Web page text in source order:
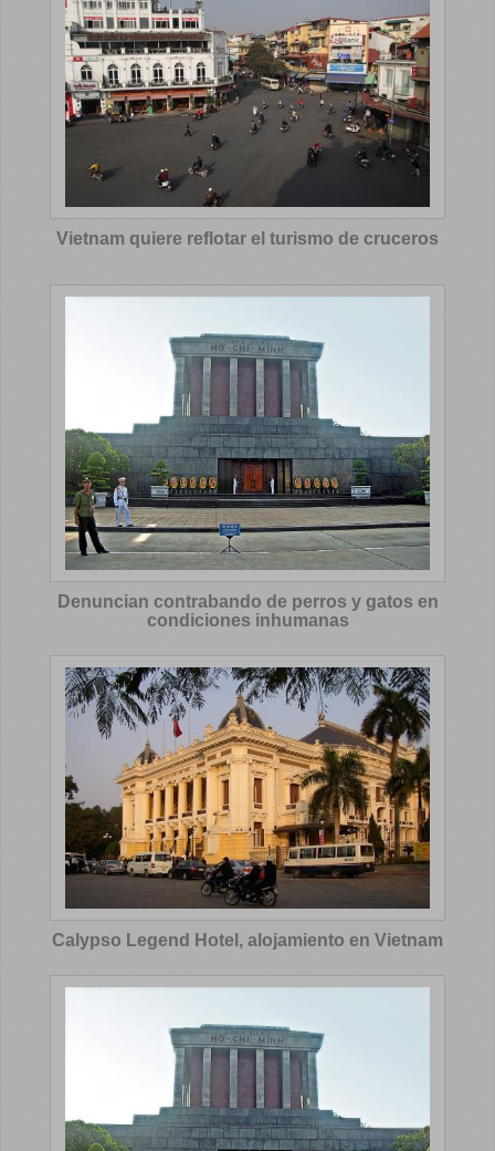
Vietnam quiere reflotar el turismo de cruceros
Denuncian contrabando de perros y gatos en
condiciones inhumanas
Calypso Legend Hotel, alojamiento en Vietnam